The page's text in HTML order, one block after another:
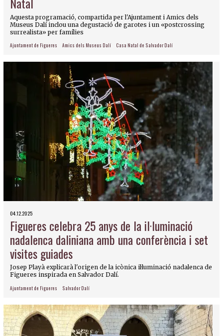
Aquesta programació, compartida per l'Ajuntament i Amics dels
Museus Dalí inclou una degustació de garotes i un «postcrossing
surrealista» per famílies
Ajuntament de Figueres Amics dels Museus Dalí Casa Natal de Salvador Dalí
04.12.2025
Figueres celebra 25 anys de la il·luminació
nadalenca daliniana amb una conferència i set
visites guiades
Josep Playà explicarà l'origen de la icònica il·luminació nadalenca de
Figueres inspirada en Salvador Dalí.
Ajuntament de Figueres Salvador Dalí